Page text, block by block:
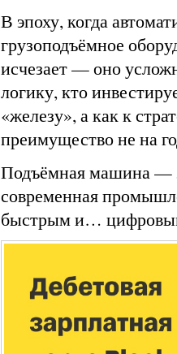
В эпоху, когда
грузоподъёмное
исчезает — оно
логику, кто
«железу», а как к
преимущество не на
Подъёмная машина —
современная
быстрым и…